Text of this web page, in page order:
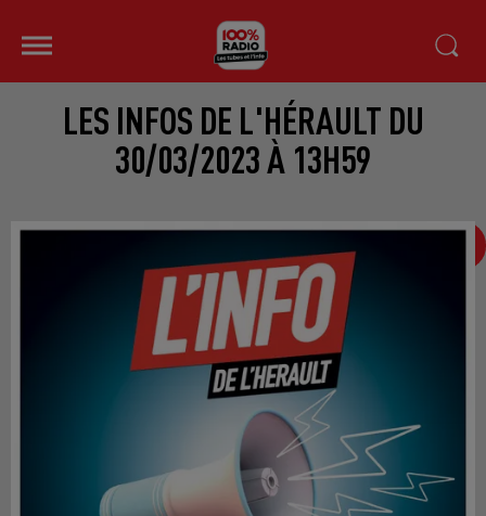
LES INFOS DE L'HÉRAULT DU
30/03/2023 À 13H59